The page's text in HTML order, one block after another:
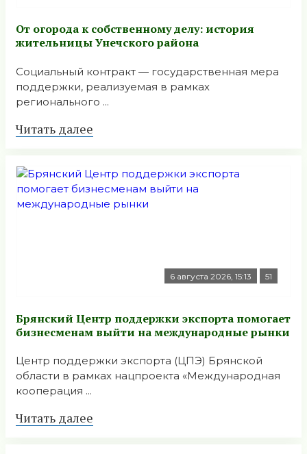
От огорода к собственному делу: история
жительницы Унечского района
Социальный контракт — государственная мера
поддержки, реализуемая в рамках
регионального ...
Читать далее
6 августа 2026, 15:13 51
Брянский Центр поддержки экспорта помогает
бизнесменам выйти на международные рынки
Центр поддержки экспорта (ЦПЭ) Брянской
области в рамках нацпроекта «Международная
кооперация ...
Читать далее